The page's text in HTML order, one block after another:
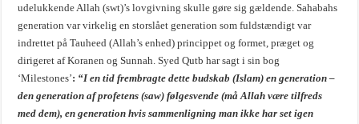
udelukkende Allah (swt)’s lovgivning skulle gøre sig gældende. Sahabahs
generation var virkelig en storslået generation som fuldstændigt var
indrettet på Tauheed (Allah’s enhed) princippet og formet, præget og
dirigeret af Koranen og Sunnah. Syed Qutb har sagt i sin bog
‘Milestones’: “I en tid frembragte dette budskab (Islam) en generation –
den generation af profetens (saw) følgesvende (må Allah være tilfreds
med dem), en generation hvis sammenligning man ikke har set igen